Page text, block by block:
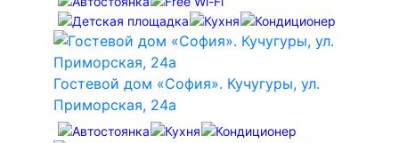
Гостевой дом «София». Кучугуры, ул.
Приморская, 24а